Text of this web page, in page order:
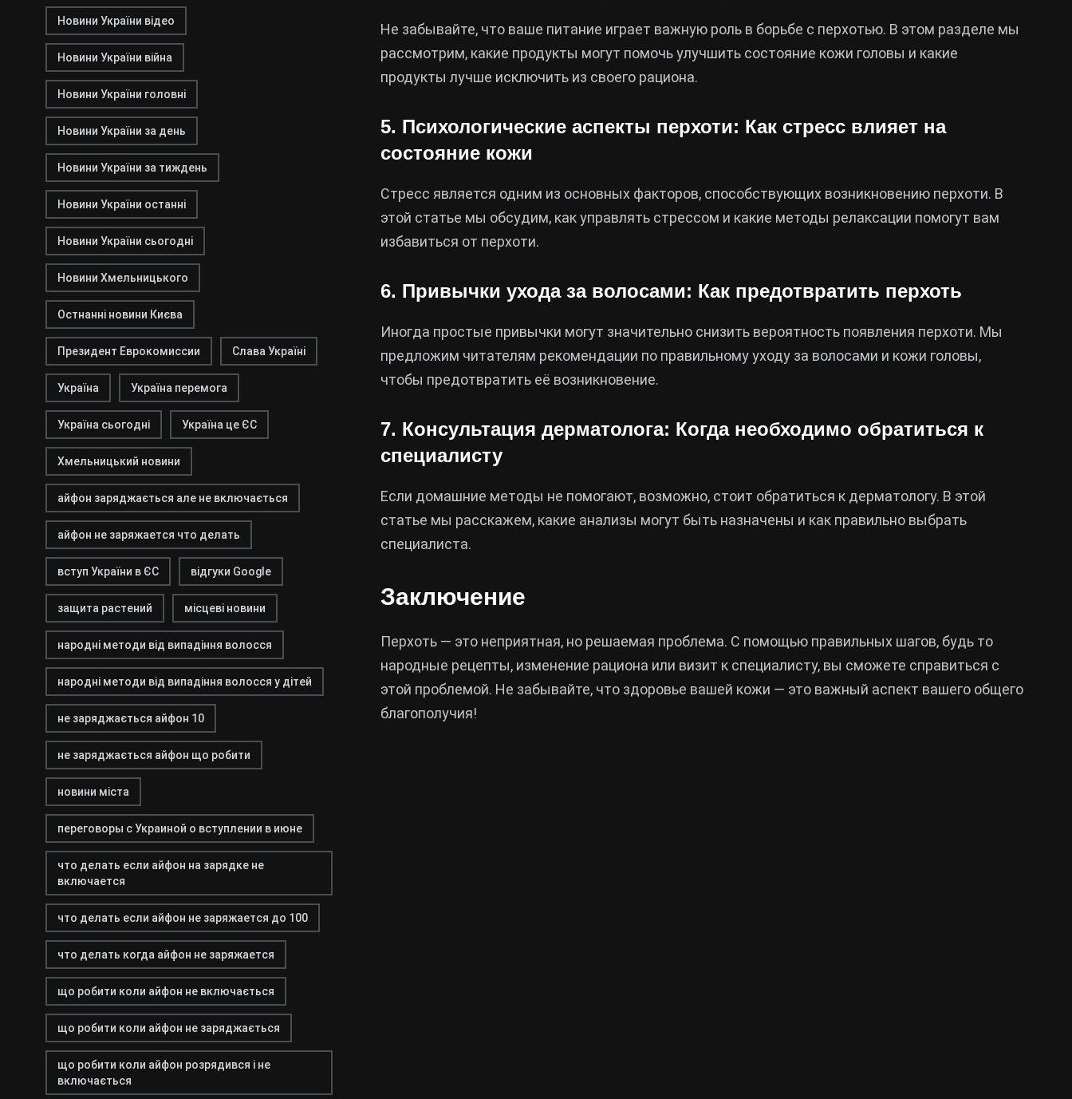
Новини України відео
Новини України війна
Новини України головні
Новини України за день
Новини України за тиждень
Новини України останні
Новини України сьогодні
Новини Хмельницького
Остнанні новини Києва
Президент Еврокомиссии Слава Україні
Україна Україна перемога
Україна сьогодні Україна це ЄС
Хмельницький новини
айфон заряджається але не включається
айфон не заряжается что делать
вступ України в ЄС відгуки Google
защита растений місцеві новини
народні методи від випадіння волосся
народні методи від випадіння волосся у дітей
не заряджається айфон 10
не заряджається айфон що робити
новини міста
переговоры с Украиной о вступлении в июне
что делать если айфон на зарядке не
включается
что делать если айфон не заряжается до 100
что делать когда айфон не заряжается
що робити коли айфон не включається
що робити коли айфон не заряджається
що робити коли айфон розрядився і не
включається
Не забывайте, что ваше питание играет важную роль в борьбе с перхотью. В этом разделе мы
рассмотрим, какие продукты могут помочь улучшить состояние кожи головы и какие
продукты лучше исключить из своего рациона.
5. Психологические аспекты перхоти: Как стресс влияет на
состояние кожи
Стресс является одним из основных факторов, способствующих возникновению перхоти. В
этой статье мы обсудим, как управлять стрессом и какие методы релаксации помогут вам
избавиться от перхоти.
6. Привычки ухода за волосами: Как предотвратить перхоть
Иногда простые привычки могут значительно снизить вероятность появления перхоти. Мы
предложим читателям рекомендации по правильному уходу за волосами и кожи головы,
чтобы предотвратить её возникновение.
7. Консультация дерматолога: Когда необходимо обратиться к
специалисту
Если домашние методы не помогают, возможно, стоит обратиться к дерматологу. В этой
статье мы расскажем, какие анализы могут быть назначены и как правильно выбрать
специалиста.
Заключение
Перхоть — это неприятная, но решаемая проблема. С помощью правильных шагов, будь то
народные рецепты, изменение рациона или визит к специалисту, вы сможете справиться с
этой проблемой. Не забывайте, что здоровье вашей кожи — это важный аспект вашего общего
благополучия!